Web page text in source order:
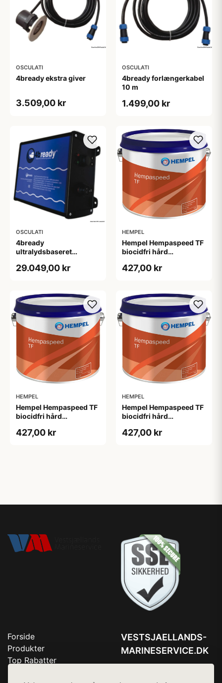
OSCULATI
4bready ekstra giver
3.509,00 kr
OSCULATI
4bready forlængerkabel
10 m
1.499,00 kr
OSCULATI
4bready
ultralydsbaseret
29.049,00 kr
HEMPEL
Hempel Hempaspeed TF
biocidfri hård
427,00 kr
HEMPEL
Hempel Hempaspeed TF
biocidfri hård
427,00 kr
HEMPEL
Hempel Hempaspeed TF
biocidfri hård
427,00 kr
Forside
Produkter
Top Rabatter
VESTSJAELLANDS-
MARINESERVICE.DK